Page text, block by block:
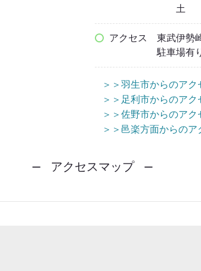
土
アクセス 東武伊勢
駐車場有
＞＞羽生市からのアク
＞＞足利市からのアク
＞＞佐野市からのアク
＞＞邑楽方面からのア
ー アクセスマップ ー